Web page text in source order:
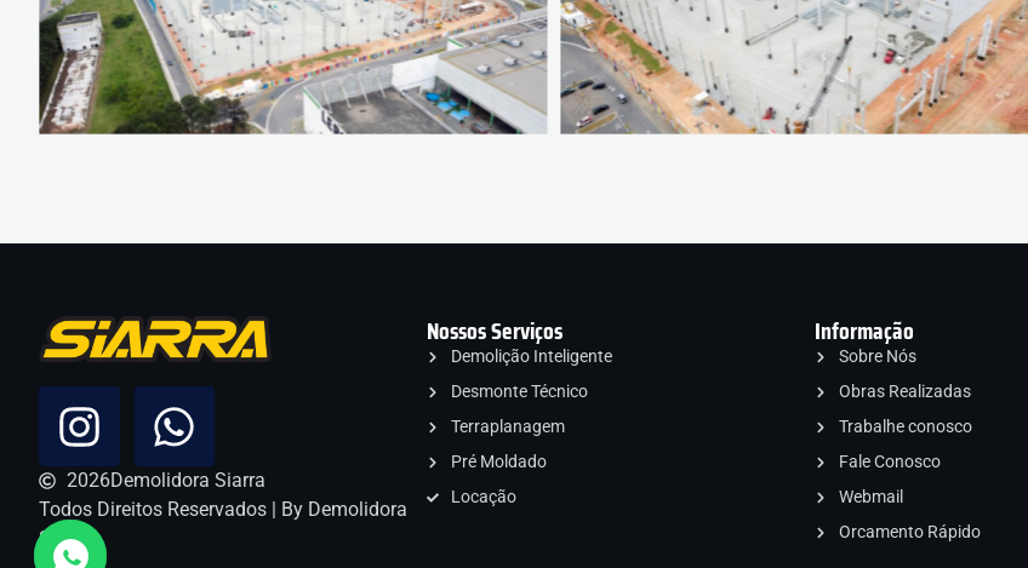
2026Demolidora Siarra
Todos Direitos Reservados | By Demolidora
Siarra
Nossos Serviços
Demolição Inteligente
Desmonte Técnico
Terraplanagem
Pré Moldado
Locação
Informação
Sobre Nós
Obras Realizadas
Trabalhe conosco
Fale Conosco
Webmail
Orcamento Rápido